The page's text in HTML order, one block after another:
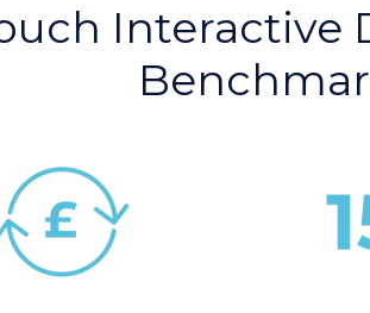
Interactive